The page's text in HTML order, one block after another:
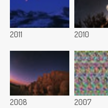
2011 2010
2008 2007